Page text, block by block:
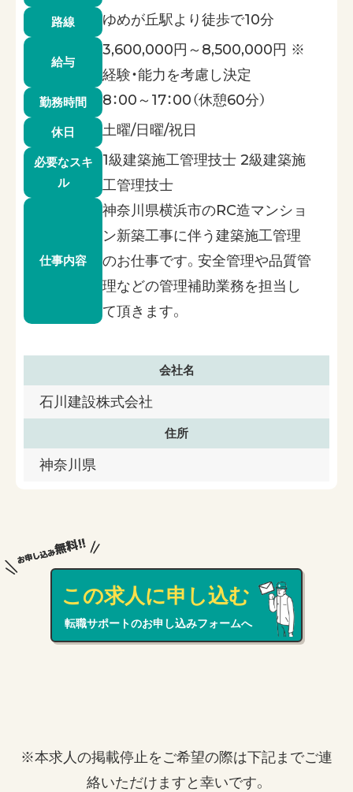
路線 ゆめが丘駅より徒歩で10分
給与
3,600,000円～8,500,000円 ※
経験・能力を考慮し決定
勤務時間 8：00～17：00（休憩60分）
休日 土曜/日曜/祝日
必要なスキ
ル
1級建築施工管理技士 2級建築施
工管理技士
仕事内容
神奈川県横浜市のRC造マンショ
ン新築工事に伴う建築施工管理
のお仕事です。安全管理や品質管
理などの管理補助業務を担当し
て頂きます。
会社名
石川建設株式会社
住所
神奈川県
この求人に申し込む
転職サポートのお申し込みフォームへ
※本求人の掲載停止をご希望の際は下記までご連
絡いただけますと幸いです。